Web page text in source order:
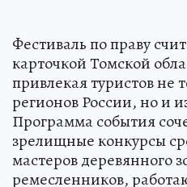
Фестиваль по праву
карточкой Томской
привлекая туристов не
регионов России, но и
Программа события
зрелищные конкурсы
мастеров деревянного
ремесленников,